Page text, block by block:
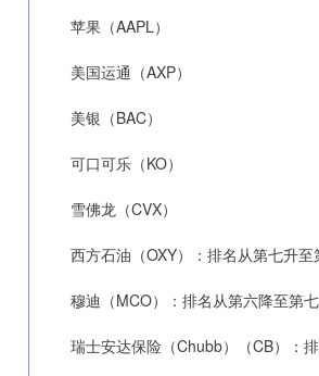
苹果（AAPL）
美国运通（AXP）
美银（BAC）
可口可乐（KO）
雪佛龙（CVX）
西方石油（OXY）：排名从第七升至
穆迪（MCO）：排名从第六降至第七
瑞士安达保险（Chubb）（CB）：排